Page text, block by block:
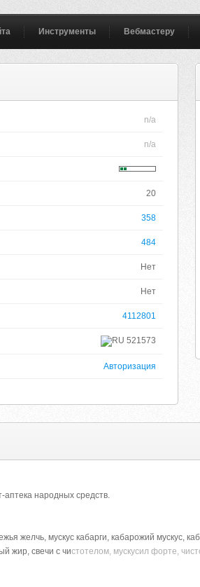
Инструменты Вебмастеру
n/a
n/a
20
358
484
Нет
Нет
4112801
521573
Авторизация
народных средств.
желчь, мускус кабарги, кабарожий мускус,
жир, свечи с чистотелом, мускусил форте,